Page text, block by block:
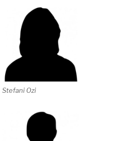
Stefani Ozi